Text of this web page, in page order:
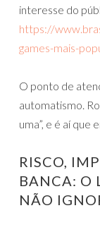
interesse do
https://
games-mais-
O ponto de
automatismo.
uma”, e é aí
RISCO,
BANCA: O
NÃO